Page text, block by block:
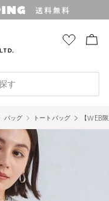
す
バッグ トートバッグ 【WEB